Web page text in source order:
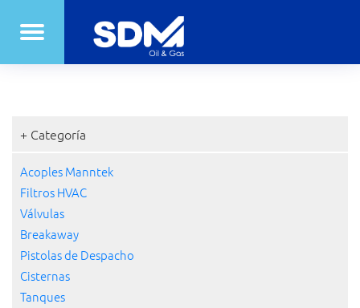
+ Categoría
Acoples Manntek
Filtros HVAC
Válvulas
Breakaway
Pistolas de Despacho
Cisternas
Tanques